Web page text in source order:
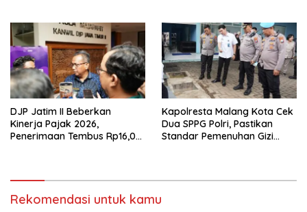
DJP Jatim II Beberkan
Kinerja Pajak 2026,
Penerimaan Tembus Rp16,08
Kapolresta Malang Kota Cek
Dua SPPG Polri, Pastikan
Standar Pemenuhan Gizi
Rekomendasi untuk kamu